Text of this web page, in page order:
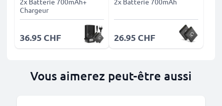
Chargeur
36.95 CHF 26.95 CHF
Vous aimerez peut-être aussi